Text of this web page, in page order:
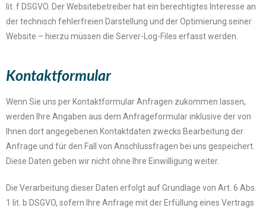
lit. f DSGVO. Der Websitebetreiber hat ein berechtigtes Interesse an
der technisch fehlerfreien Darstellung und der Optimierung seiner
Website – hierzu müssen die Server-Log-Files erfasst werden.
Kontaktformular
Wenn Sie uns per Kontaktformular Anfragen zukommen lassen,
werden Ihre Angaben aus dem Anfrageformular inklusive der von
Ihnen dort angegebenen Kontaktdaten zwecks Bearbeitung der
Anfrage und für den Fall von Anschlussfragen bei uns gespeichert.
Diese Daten geben wir nicht ohne Ihre Einwilligung weiter.
Die Verarbeitung dieser Daten erfolgt auf Grundlage von Art. 6 Abs.
1 lit. b DSGVO, sofern Ihre Anfrage mit der Erfüllung eines Vertrags